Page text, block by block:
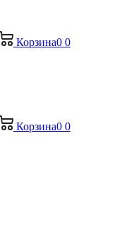
Корзина0 0
Корзина0 0